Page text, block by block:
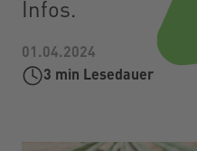
Infos.
01.04.2024
3 min Lesedauer